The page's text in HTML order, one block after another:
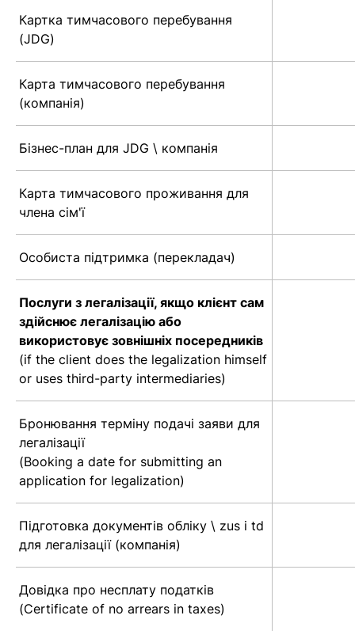
Картка тимчасового перебування
(JDG)
Карта тимчасового перебування
(компанія)
Бізнес-план для JDG \ компанія
Карта тимчасового проживання для
члена сім'ї
Особиста підтримка (перекладач)
Послуги з легалізації, якщо клієнт сам
здійснює легалізацію або
використовує зовнішніх посередників
(if the client does the legalization himself
or uses third-party intermediaries)
Бронювання терміну подачі заяви для
легалізації
(Booking a date for submitting an
application for legalization)
Підготовка документів обліку \ zus і td
для легалізації (компанія)
Довідка про несплату податків
(Certificate of no arrears in taxes)